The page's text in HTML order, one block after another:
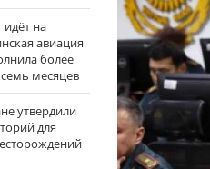
идёт на
авиация
более
месяцев
утвердили
для